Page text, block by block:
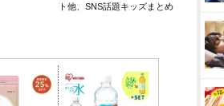
ト他、SNS話題キッズまとめ